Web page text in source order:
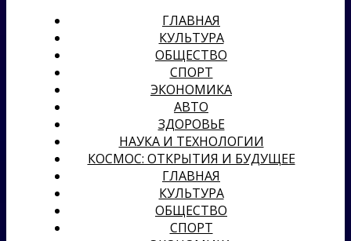
ГЛАВНАЯ
КУЛЬТУРА
ОБЩЕСТВО
СПОРТ
ЭКОНОМИКА
АВТО
ЗДОРОВЬЕ
НАУКА И ТЕХНОЛОГИИ
КОСМОС: ОТКРЫТИЯ И БУДУЩЕЕ
ГЛАВНАЯ
КУЛЬТУРА
ОБЩЕСТВО
СПОРТ